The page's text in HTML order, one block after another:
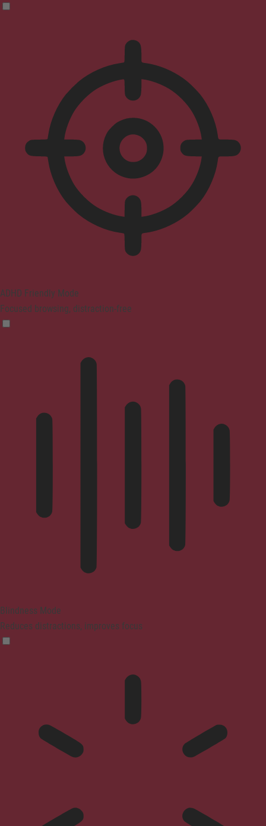
ADHD Friendly Mode
Focused browsing, distraction-free
Blindness Mode
Reduces distractions, improves focus